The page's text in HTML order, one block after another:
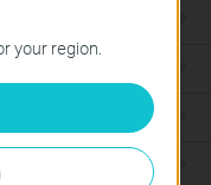
your region.
funcționarea
sistemele tale
activitățile
și ajusta